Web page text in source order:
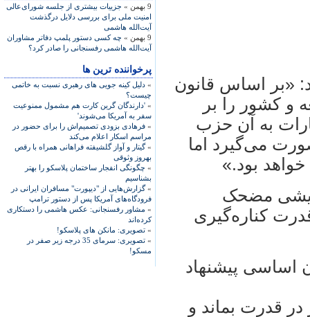
9 بهمن »
جزییات بیشتری از جلسه شورای‌عالی
امنیت ملی برای بررسی دلایل درگذشت
آیت‌الله هاشمی
9 بهمن »
چه کسی دستور پلمپ دفاتر مشاوران
آیت‌الله هاشمی رفسنجانی را صادر کرد؟
پرخواننده ترین ها
» دلیل کینه جویی های رهبری نسبت به خاتمی
چیست؟
» 'دارندگان گرین کارت هم مشمول ممنوعیت
سفر به آمریکا می‌شوند'
» فرهادی بزودی تصمیم‌اش را برای حضور در
مراسم اسکار اعلام می‌کند
»گیتار و آواز گلشیفته فراهانی همراه با رقص
بهروز وثوقی
» چگونگی انفجار ساختمان پلاسکو را بهتر
بشناسیم
»گزارش‌هایی از "دیپورت" مسافران ایرانی در
فرودگاه‌های آمریکا پس از دستور ترامپ
» مشاور رفسنجانی: عکس هاشمی را دستکاری
کرده‌اند
» تصویری: مانکن های پلاسکو!
»
تصویری: سرمای 35 درجه زیر صفر در
مسکو!
«بر اساس قانون
و کشور را بر
به آن حزب
می‌گیرد اما
بود.»
مضحک
کناره‌گیری
اساسی پیشنهاد
قدرت بماند و